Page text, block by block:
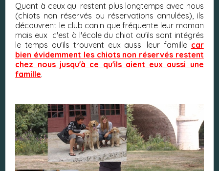
Quant à ceux qui restent plus longtemps avec nous
(chiots non réservés ou réservations annulées), ils
découvrent le club canin que fréquente leur maman
mais eux c'est à l'école du chiot qu'ils sont intégrés
le temps qu'ils trouvent eux aussi leur famille car
bien évidemment les chiots non réservés restent
chez nous jusqu'à ce qu'ils aient eux aussi une
famille.